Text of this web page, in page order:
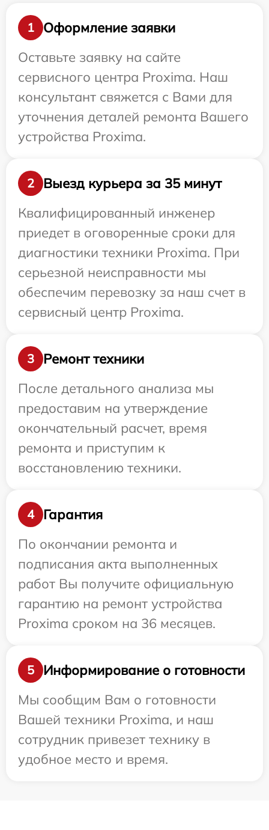
1
Оформление заявки
Оставьте заявку на сайте
сервисного центра Proxima. Наш
консультант свяжется с Вами для
уточнения деталей ремонта Вашего
устройства Proxima.
2
Выезд курьера за 35 минут
Квалифицированный инженер
приедет в оговоренные сроки для
диагностики техники Proxima. При
серьезной неисправности мы
обеспечим перевозку за наш счет в
сервисный центр Proxima.
3
Ремонт техники
После детального анализа мы
предоставим на утверждение
окончательный расчет, время
ремонта и приступим к
восстановлению техники.
4
Гарантия
По окончании ремонта и
подписания акта выполненных
работ Вы получите официальную
гарантию на ремонт устройства
Proxima сроком на 36 месяцев.
5
Информирование о готовности
Мы сообщим Вам о готовности
Вашей техники Proxima, и наш
сотрудник привезет технику в
удобное место и время.